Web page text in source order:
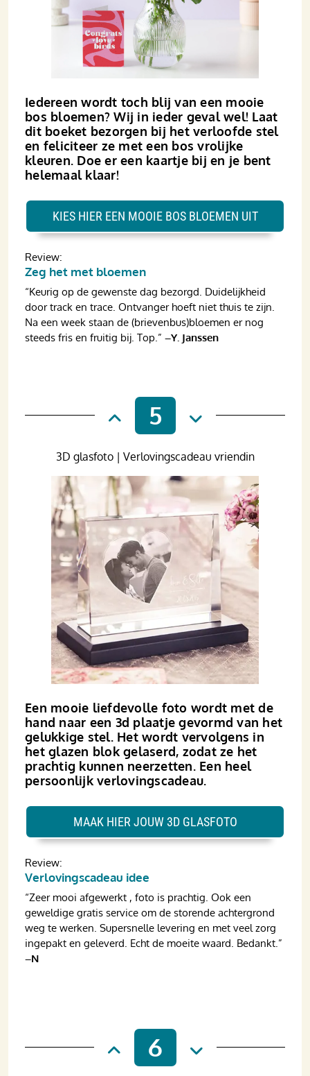
Iedereen wordt toch blij van een mooie
bos bloemen? Wij in ieder geval wel! Laat
dit boeket bezorgen bij het verloofde stel
en feliciteer ze met een bos vrolijke
kleuren. Doe er een kaartje bij en je bent
helemaal klaar!
Review:
Zeg het met bloemen
“Keurig op de gewenste dag bezorgd. Duidelijkheid
door track en trace. Ontvanger hoeft niet thuis te zijn.
Na een week staan de (brievenbus)bloemen er nog
steeds fris en fruitig bij. Top.” –Y. Janssen
KIES HIER EEN MOOIE BOS BLOEMEN UIT
5
Een mooie liefdevolle foto wordt met de
hand naar een 3d plaatje gevormd van het
gelukkige stel. Het wordt vervolgens in
het glazen blok gelaserd, zodat ze het
prachtig kunnen neerzetten. Een heel
persoonlijk verlovingscadeau.
3D glasfoto | Verlovingscadeau vriendin
Review:
Verlovingscadeau idee
“Zeer mooi afgewerkt , foto is prachtig. Ook een
geweldige gratis service om de storende achtergrond
weg te werken. Supersnelle levering en met veel zorg
ingepakt en geleverd. Echt de moeite waard. Bedankt.”
–N
MAAK HIER JOUW 3D GLASFOTO
6